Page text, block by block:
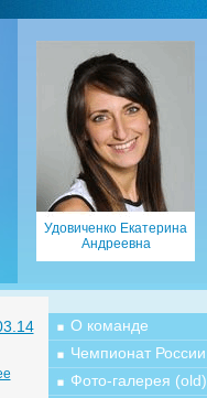
Удовиченко Екатерина
Андреевна
О команде
Чемпионат России
Фото-галерея (old)